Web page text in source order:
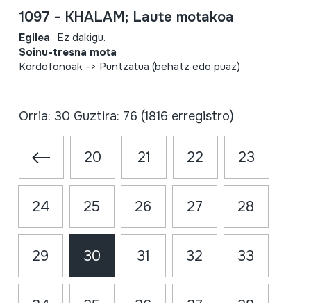
1097 - KHALAM; Laute motakoa
Egilea Ez dakigu.
Soinu-tresna mota
Kordofonoak -> Puntzatua (behatz edo puaz)
Orria: 30 Guztira: 76 (1816 erregistro)
20 21 22 23
24 25 26 27 28
29 30 31 32 33